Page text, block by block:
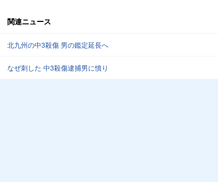
関連ニュース
北九州の中3殺傷 男の鑑定延長へ
なぜ刺した 中3殺傷逮捕男に憤り